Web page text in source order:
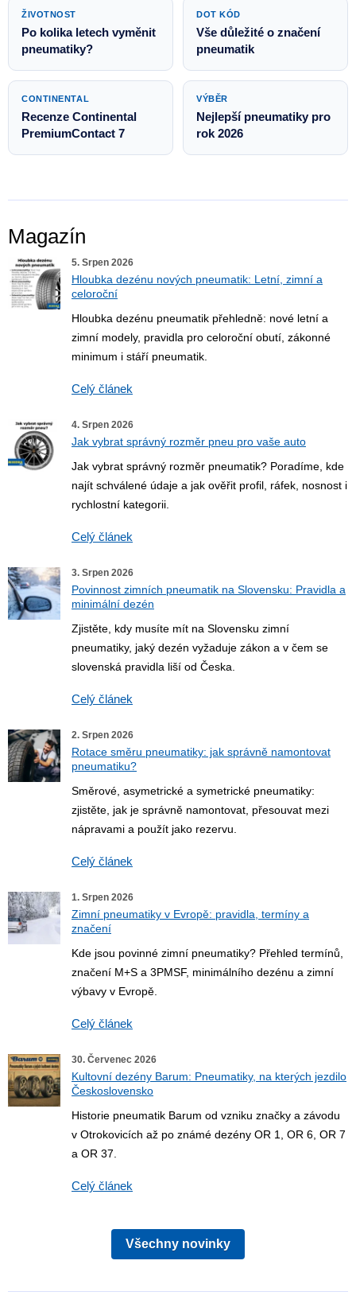
ŽIVOTNOST
Po kolika letech vyměnit
pneumatiky?
DOT KÓD
Vše důležité o značení
pneumatik
CONTINENTAL
Recenze Continental
PremiumContact 7
VÝBĚR
Nejlepší pneumatiky pro
rok 2026
Magazín
5. Srpen 2026
Hloubka dezénu nových pneumatik: Letní, zimní a
celoroční
Hloubka dezénu pneumatik přehledně: nové letní a
zimní modely, pravidla pro celoroční obutí, zákonné
minimum i stáří pneumatik.
Celý článek
4. Srpen 2026
Jak vybrat správný rozměr pneu pro vaše auto
Jak vybrat správný rozměr pneumatik? Poradíme, kde
najít schválené údaje a jak ověřit profil, ráfek, nosnost i
rychlostní kategorii.
Celý článek
3. Srpen 2026
Povinnost zimních pneumatik na Slovensku: Pravidla a
minimální dezén
Zjistěte, kdy musíte mít na Slovensku zimní
pneumatiky, jaký dezén vyžaduje zákon a v čem se
slovenská pravidla liší od Česka.
Celý článek
2. Srpen 2026
Rotace směru pneumatiky: jak správně namontovat
pneumatiku?
Směrové, asymetrické a symetrické pneumatiky:
zjistěte, jak je správně namontovat, přesouvat mezi
nápravami a použít jako rezervu.
Celý článek
1. Srpen 2026
Zimní pneumatiky v Evropě: pravidla, termíny a
značení
Kde jsou povinné zimní pneumatiky? Přehled termínů,
značení M+S a 3PMSF, minimálního dezénu a zimní
výbavy v Evropě.
Celý článek
30. Červenec 2026
Kultovní dezény Barum: Pneumatiky, na kterých jezdilo
Československo
Historie pneumatik Barum od vzniku značky a závodu
v Otrokovicích až po známé dezény OR 1, OR 6, OR 7
a OR 37.
Celý článek
Všechny novinky